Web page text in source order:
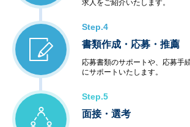
求人をご紹介いたします。
Step.4
書類作成・応募・推薦
応募書類のサポートや、応募手
にサポートいたします。
Step.5
面接・選考